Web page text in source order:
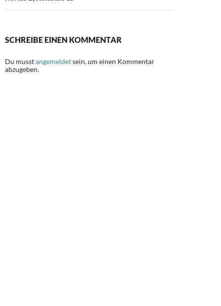
SCHREIBE EINEN KOMMENTAR
Du musstangemeldetsein, um einen Kommentar
abzugeben.